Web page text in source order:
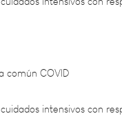
COVID
intensivos con respirador